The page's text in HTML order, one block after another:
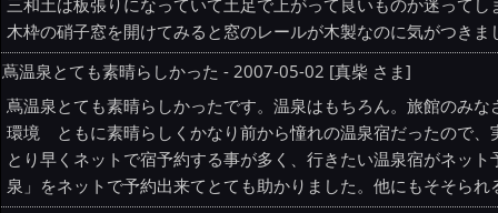
三和土は板張りになっていて土足で上がって良いものか迷って
木枠の硝子窓を開けてみると窓のレールが木製なのに気がつき
蔦温泉とても素晴らしかった - 2007-05-02 [真柴 さま]
蔦温泉とても素晴らしかったです。温泉はもちろん。旅館のみ
環境 ともに素晴らしくかなり前から憧れの温泉宿だったので
とり早くネットで宿予約する事が多く、行きたい温泉宿がネッ
泉」をネットで予約出来てとても助かりました。他にもそそら